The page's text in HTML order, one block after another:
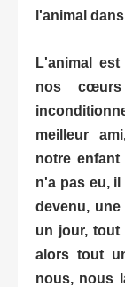
l'animal
L'animal
nos
meilleur
notre
n'a pas eu,
devenu,
un jour, tout
alors tout
nous, nous